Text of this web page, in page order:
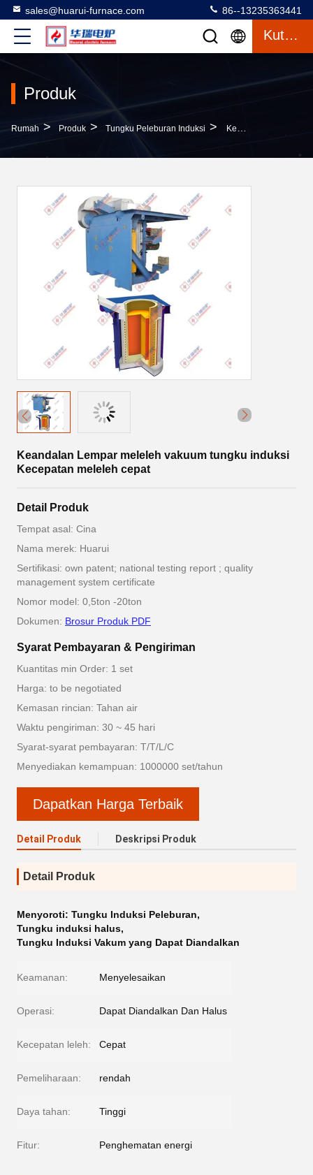
sales@huarui-furnace.com 86--13235363441
Kutipan
Produk
Rumah > Produk > Tungku Peleburan Induksi > Keandalan Lempar Meleleh Vakuum Tungku Induksi Kecepatan Meleleh Cepat
Keandalan Lempar meleleh vakuum tungku induksi
Kecepatan meleleh cepat
Detail Produk
Tempat asal: Cina
Nama merek: Huarui
Sertifikasi: own patent; national testing report ; quality
management system certificate
Nomor model: 0,5ton -20ton
Dokumen: Brosur Produk PDF
Syarat Pembayaran & Pengiriman
Kuantitas min Order: 1 set
Harga: to be negotiated
Kemasan rincian: Tahan air
Waktu pengiriman: 30 ~ 45 hari
Syarat-syarat pembayaran: T/T/L/C
Menyediakan kemampuan: 1000000 set/tahun
Dapatkan Harga Terbaik
Detail Produk Deskripsi Produk
Detail Produk
Menyoroti: Tungku Induksi Peleburan,
Tungku induksi halus,
Tungku Induksi Vakum yang Dapat Diandalkan
Keamanan: Menyelesaikan
Operasi: Dapat Diandalkan Dan Halus
Kecepatan leleh: Cepat
Pemeliharaan: rendah
Daya tahan: Tinggi
Fitur: Penghematan energi